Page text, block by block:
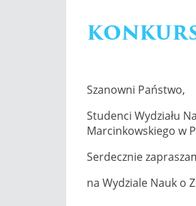
Szanowni Państwo,
Studenci Wydziału
Marcinkowskiego w
Serdecznie
na Wydziale Nauk o